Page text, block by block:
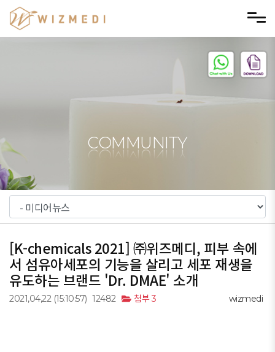
메뉴 건너뛰기
COMMUNITY
[K-chemicals 2021] ㈜위즈메디, 피부 속에
서 섬유아세포의 기능을 살리고 세포 재생을
유도하는 브랜드 'Dr. DMAE' 소개
wizmedi
2021,04,22 (15:10:57) 12482 첨부 3